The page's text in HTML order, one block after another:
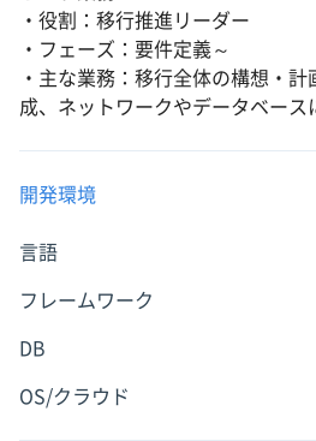
・役割：移行推進リーダー
・フェーズ：要件定義～
・主な業務：移行全体の構想・
成、ネットワークやデータベース
開発環境
言語
フレームワーク
DB
OS/クラウド